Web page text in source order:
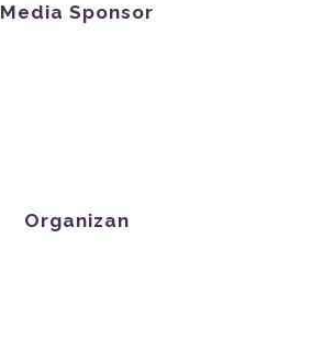
Media Sponsor
Organizan